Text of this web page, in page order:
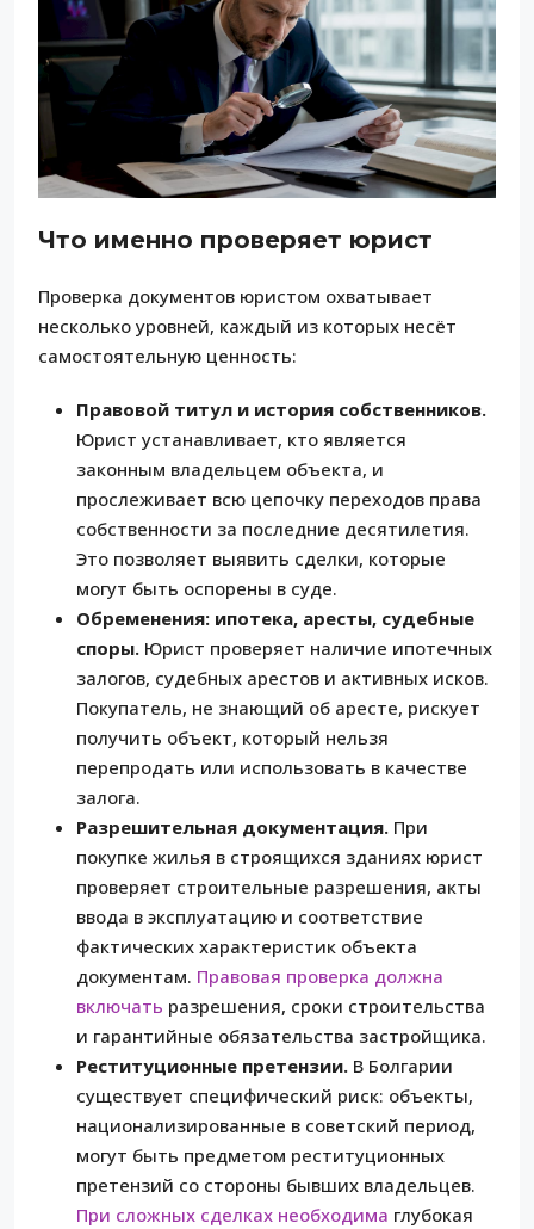
Что именно проверяет юрист
Проверка документов юристом охватывает
несколько уровней, каждый из которых несёт
самостоятельную ценность:
Правовой титул и история собственников.
Юрист устанавливает, кто является
законным владельцем объекта, и
прослеживает всю цепочку переходов права
собственности за последние десятилетия.
Это позволяет выявить сделки, которые
могут быть оспорены в суде.
Обременения: ипотека, аресты, судебные
споры. Юрист проверяет наличие ипотечных
залогов, судебных арестов и активных исков.
Покупатель, не знающий об аресте, рискует
получить объект, который нельзя
перепродать или использовать в качестве
залога.
Разрешительная документация. При
покупке жилья в строящихся зданиях юрист
проверяет строительные разрешения, акты
ввода в эксплуатацию и соответствие
фактических характеристик объекта
документам. Правовая проверка должна
включать разрешения, сроки строительства
и гарантийные обязательства застройщика.
Реституционные претензии. В Болгарии
существует специфический риск: объекты,
национализированные в советский период,
могут быть предметом реституционных
претензий со стороны бывших владельцев.
При сложных сделках необходима глубокая